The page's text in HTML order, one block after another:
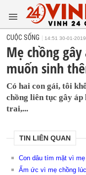
CUỘC SỐNG 14:51 30-01-2019
Mẹ chồng
muốn sinh
Có hai con gái, tôi
chồng liên tục gây
trai,...
TIN LIÊN QUAN
Con dâu tím mặt vì
Ấm ức vì mẹ chồng